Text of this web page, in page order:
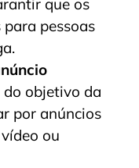
que os
pessoas
do objetivo da
por anúncios
ou